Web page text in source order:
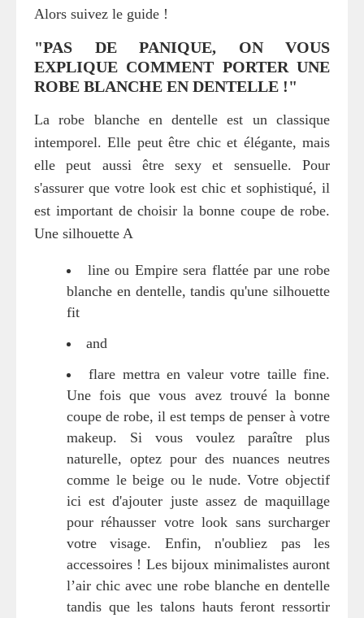
Alors suivez le guide !
"PAS DE PANIQUE, ON VOUS
EXPLIQUE COMMENT PORTER UNE
ROBE BLANCHE EN DENTELLE !"
La robe blanche en dentelle est un classique
intemporel. Elle peut être chic et élégante, mais
elle peut aussi être sexy et sensuelle. Pour
s'assurer que votre look est chic et sophistiqué, il
est important de choisir la bonne coupe de robe.
Une silhouette A
line ou Empire sera flattée par une robe
blanche en dentelle, tandis qu'une silhouette
fit
and
flare mettra en valeur votre taille fine.
Une fois que vous avez trouvé la bonne
coupe de robe, il est temps de penser à votre
makeup. Si vous voulez paraître plus
naturelle, optez pour des nuances neutres
comme le beige ou le nude. Votre objectif
ici est d'ajouter juste assez de maquillage
pour réhausser votre look sans surcharger
votre visage. Enfin, n'oubliez pas les
accessoires ! Les bijoux minimalistes auront
l’air chic avec une robe blanche en dentelle
tandis que les talons hauts feront ressortir